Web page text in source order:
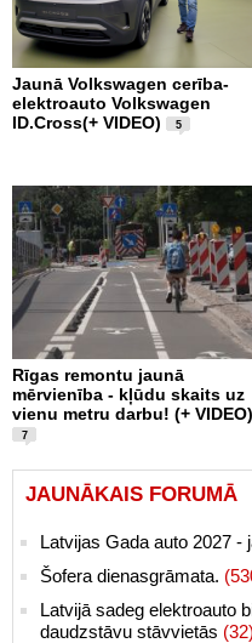
Jaunā Volkswagen cerība-
elektroauto Volkswagen
ID.Cross(+ VIDEO)
5
Rīgas remontu jaunā
mērvienība - kļūdu skaits uz
vienu metru darbu! (+ VIDEO)
7
JAUNĀKAIS FORUMĀ
Latvijas Gada auto 2027 -
Šofera dienasgrāmata.
Latvijā sadeg elektroauto
daudzstāvu stāvvietās (32)